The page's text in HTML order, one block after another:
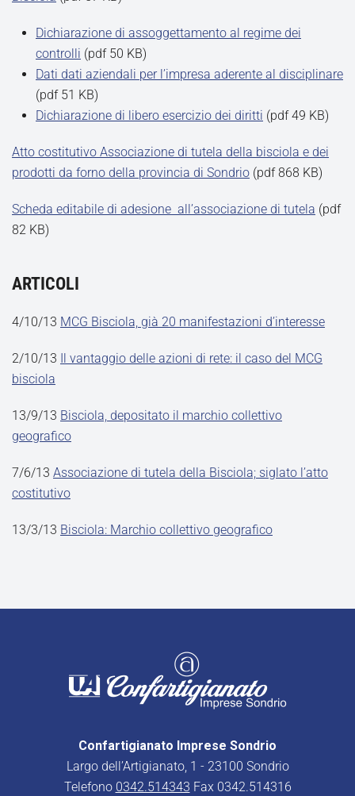
Dichiarazione di assoggettamento al regime dei
controlli (pdf 50 KB)
Dati dati aziendali per l’impresa aderente al disciplinare
(pdf 51 KB)
Dichiarazione di libero esercizio dei diritti (pdf 49 KB)
Atto costitutivo Associazione di tutela della bisciola e dei
prodotti da forno della provincia di Sondrio (pdf 868 KB)
Scheda editabile di adesione all’associazione di tutela (pdf
82 KB)
ARTICOLI
4/10/13 MCG Bisciola, già 20 manifestazioni d’interesse
2/10/13 Il vantaggio delle azioni di rete: il caso del MCG
bisciola
13/9/13 Bisciola, depositato il marchio collettivo
geografico
7/6/13 Associazione di tutela della Bisciola; siglato l’atto
costitutivo
13/3/13 Bisciola: Marchio collettivo geografico
Confartigianato Imprese Sondrio
Largo dell’Artigianato, 1 - 23100 Sondrio
Telefono 0342.514343 Fax 0342.514316